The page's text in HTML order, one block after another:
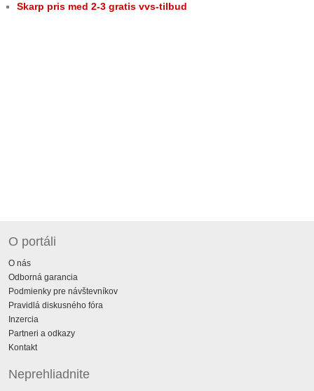
Skarp pris med 2-3 gratis vvs-tilbud
O portáli
O nás
Odborná garancia
Podmienky pre návštevníkov
Pravidlá diskusného fóra
Inzercia
Partneri a odkazy
Kontakt
Neprehliadnite